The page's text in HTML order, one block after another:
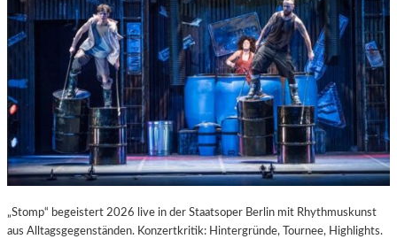
„Stomp“ begeistert 2026 live in der Staatsoper Berlin mit Rhythmuskunst
aus Alltagsgegenständen. Konzertkritik: Hintergründe, Tournee, Highlights.